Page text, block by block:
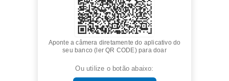
Aponte a câmera diretamente do aplicativo do
seu banco (ler QR CODE) para doar
Ou utilize o botão abaixo: